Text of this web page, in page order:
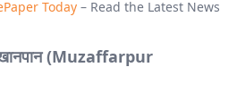
Today – Read the Latest News
(Muzaffarpur